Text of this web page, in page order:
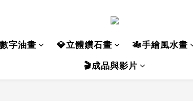
字油畫
💎立體鑽石畫 🎋手繪風水畫
🎬成品與影片